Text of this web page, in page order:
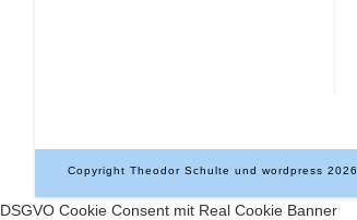
Copyright Theodor Schulte und wordpress 2026
DSGVO Cookie Consent mit Real Cookie Banner